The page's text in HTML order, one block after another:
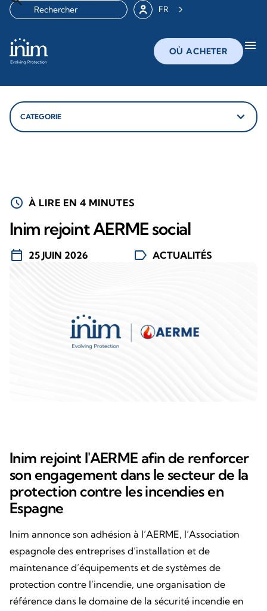
FR
OÙ ACHETER menu
schedule À LIRE EN 4 MINUTES
Inim rejoint AERME social
calendar_today 25 JUIN 2026 label ACTUALITÉS
Inim rejoint l'AERME afin de renforcer
son engagement dans le secteur de la
protection contre les incendies en
Espagne
Inim annonce son adhésion à l’AERME, l’Association
espagnole des entreprises d’installation et de
maintenance d’équipements et de systèmes de
protection contre l’incendie, une organisation de
référence dans le domaine de la sécurité incendie en